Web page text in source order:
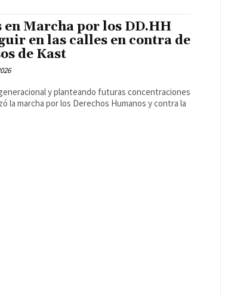
en Marcha por los DD.HH
en las calles en contra de
de Kast
y planteando futuras concentraciones
la marcha por los Derechos Humanos y contra la